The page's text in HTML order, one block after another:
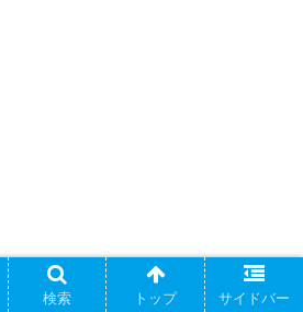
検索 トップ サイドバー